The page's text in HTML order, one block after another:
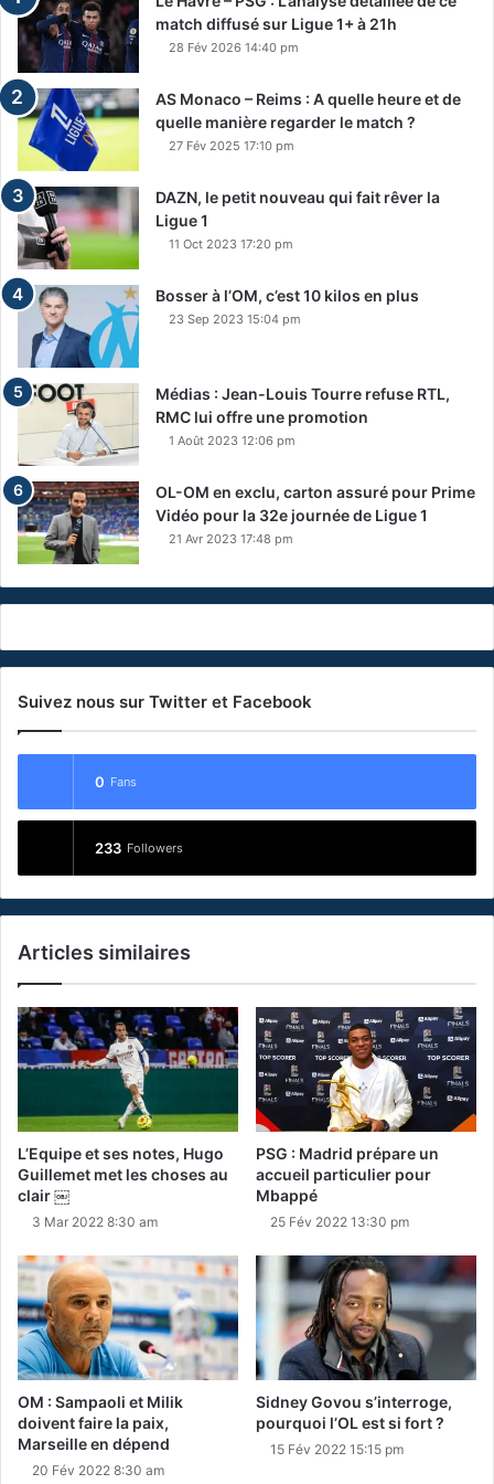
match diffusé sur Ligue 1+ à 21h
28 Fév 2026 14:40 pm
AS Monaco – Reims : A quelle heure et de
quelle manière regarder le match ?
27 Fév 2025 17:10 pm
DAZN, le petit nouveau qui fait rêver la
Ligue 1
11 Oct 2023 17:20 pm
Bosser à l’OM, c’est 10 kilos en plus
23 Sep 2023 15:04 pm
Médias : Jean-Louis Tourre refuse RTL,
RMC lui offre une promotion
1 Août 2023 12:06 pm
OL-OM en exclu, carton assuré pour Prime
Vidéo pour la 32e journée de Ligue 1
21 Avr 2023 17:48 pm
Suivez nous sur Twitter et Facebook
0 Fans
233 Followers
Articles similaires
L’Equipe et ses notes, Hugo
Guillemet met les choses au
clair ￼
3 Mar 2022 8:30 am
PSG : Madrid prépare un
accueil particulier pour
Mbappé
25 Fév 2022 13:30 pm
OM : Sampaoli et Milik
doivent faire la paix,
Marseille en dépend
20 Fév 2022 8:30 am
Sidney Govou s’interroge,
pourquoi l’OL est si fort ?
15 Fév 2022 15:15 pm